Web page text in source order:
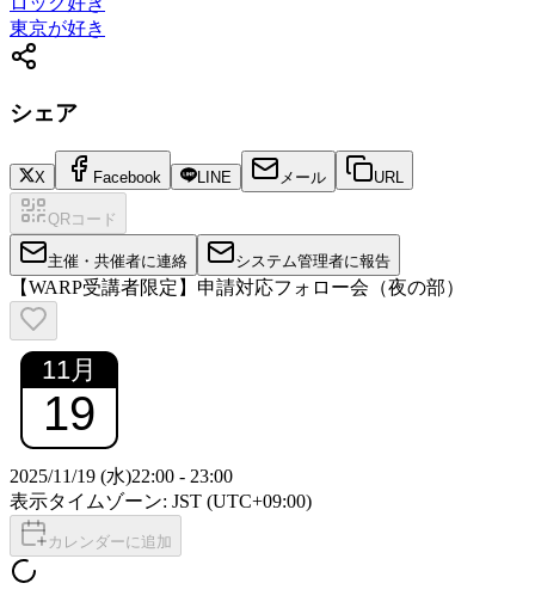
東京が好き
シェア
X Facebook LINE メール URL
QRコード
主催・共催者に連絡 システム管理者に報告
【WARP受講者限定】申請対応フォロー会（夜の部）
11月
19
2025/11/19 (水)22:00 - 23:00
表示タイムゾーン: JST (UTC+09:00)
カレンダーに追加